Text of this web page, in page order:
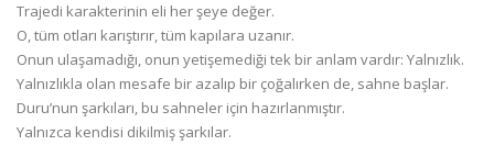
Trajedi karakterinin eli her şeye değer.
O, tüm otları karıştırır, tüm kapılara uzanır.
Onun ulaşamadığı, onun yetişemediği tek bir anlam vardır: Yalnızlık.
Yalnızlıkla olan mesafe bir azalıp bir çoğalırken de, sahne başlar.
Duru’nun şarkıları, bu sahneler için hazırlanmıştır.
Yalnızca kendisi dikilmiş şarkılar.